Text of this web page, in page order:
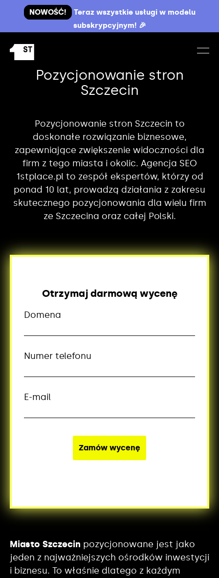
NOWOŚĆ!
Teraz wszystkie usługi w modelu
subskrypcyjnym! 🎉
Pozycjonowanie stron
Szczecin
Pozycjonowanie stron Szczecin to
doskonałe rozwiązanie biznesowe,
zapewniające zwiększenie widoczności dla
firm z tego miasta i okolic. Agencja SEO
1stplace.pl to zespół ekspertów, którzy od
ponad 10 lat, prowadzą działania z zakresu
skutecznego pozycjonowania dla wielu firm
ze Szczecina oraz całej Polski.
Otrzymaj darmową wycenę
Domena
Numer telefonu
E-mail
Miasto Szczecin pozycjonowane jest jako
jeden z najważniejszych ośrodków inwestycji
i biznesu. To właśnie dlatego z każdym